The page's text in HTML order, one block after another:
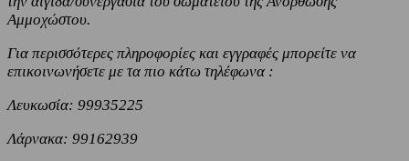
Αμμοχώστου.
Για περισσότερες πληροφορίες και εγγραφές μπορείτε να
επικοινωνήσετε με τα πιο κάτω τηλέφωνα :
Λευκωσία: 99935225
Λάρνακα: 99162939